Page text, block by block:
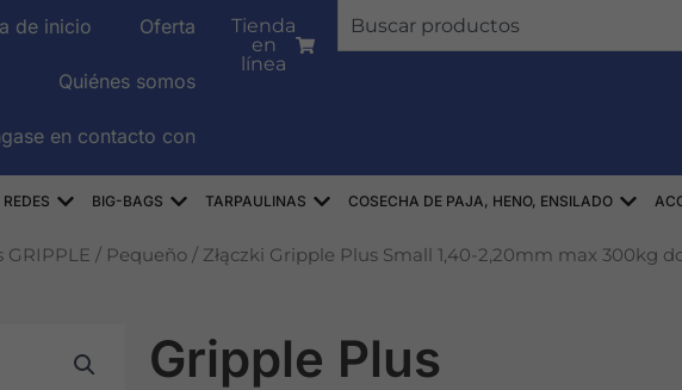
de inicio Oferta
Quiénes somos
en contacto con
Tienda
en
línea
Buscar
Abierto WORKI RASZLOWE, AŻUROWE, SIATKI
BIG-BAGS Abierto WORKI BIG-BAG
TARPAULINAS Abierto PLANDEKI
COSECHA DE PAJA, HENO, ENSILADO
GRIPPLE / Pequeño / Złączki Gripple Plus Small 1,40-2,20mm max 300kg
Gripple Plus